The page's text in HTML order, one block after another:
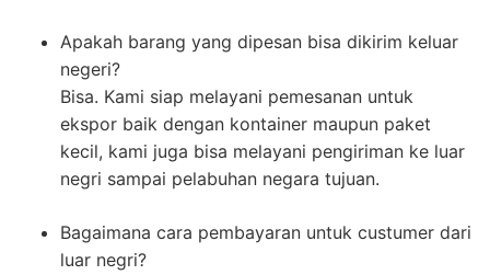
Apakah barang yang dipesan bisa dikirim keluar
negeri?
Bisa. Kami siap melayani pemesanan untuk
ekspor baik dengan kontainer maupun paket
kecil, kami juga bisa melayani pengiriman ke luar
negri sampai pelabuhan negara tujuan.
Bagaimana cara pembayaran untuk custumer dari
luar negri?